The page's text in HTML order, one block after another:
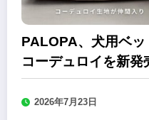
PALOPA、犬用ベ
コーデュロイを新発
2026年7月23日